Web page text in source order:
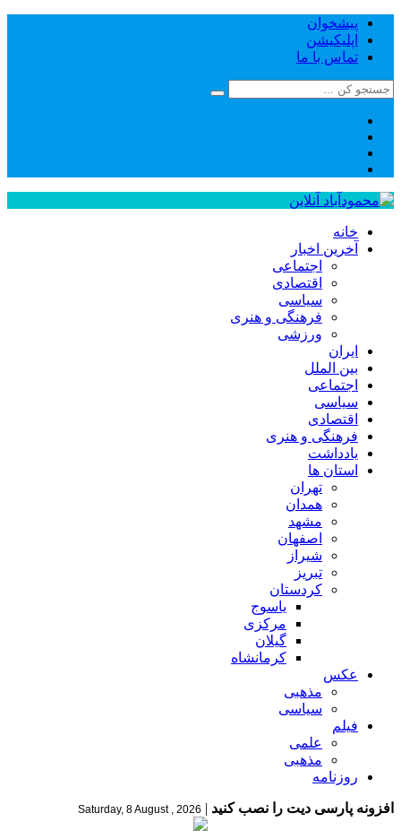
پیشخوان
اپلیکیشن
تماس با ما
خانه
آخرین اخبار
اجتماعی
اقتصادی
سیاسی
فرهنگی و هنری
ورزشی
ایران
بین الملل
اجتماعی
سیاسی
اقتصادی
فرهنگی و هنری
یادداشت
استان ها
تهران
همدان
مشهد
اصفهان
شیراز
تبریز
کردستان
یاسوج
مرکزی
گیلان
کرمانشاه
عکس
مذهبی
سیاسی
فیلم
علمی
مذهبی
روزنامه
افزونه پارسی دیت را نصب کنید |
Saturday, 8 August , 2026